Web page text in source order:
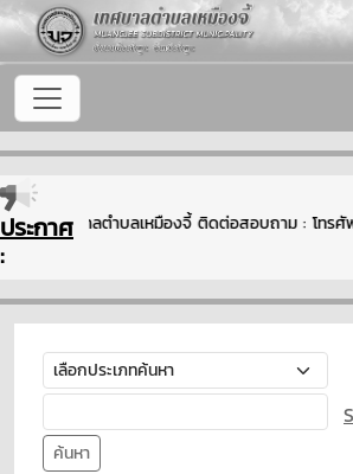
ประกาศ
:
ข้าสู่เทศบาลตำบลเหมืองจี้ ติดต่อสอบถาม : โทร
ค้นหา